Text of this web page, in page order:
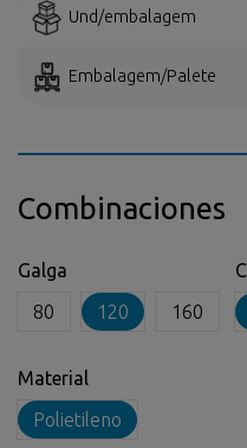
Und/embalagem
Embalagem/Palete
Combinaciones
Galga
80
120 160
Material
Polietileno